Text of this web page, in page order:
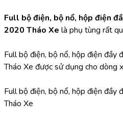
Full bộ điện, bộ nổ, hộp điện
2020 Tháo Xe là phụ tùng rất
Full bộ điện, bộ nổ, hộp điện
Tháo Xe được sử dụng cho
Full bộ điện, bộ nổ, hộp điện
Tháo Xe